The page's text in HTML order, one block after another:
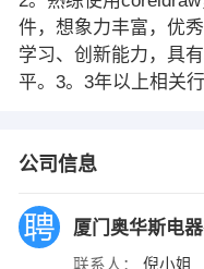
件，想象力丰富，优
学习、创新能力，具
平。3。3年以上相关
公司信息
厦门奥华斯电
联系人： 倪小姐